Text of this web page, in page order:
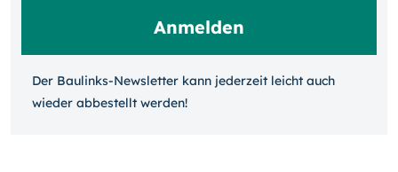
Der Baulinks-Newsletter kann jeder­zeit leicht auch
wieder ab­bestellt werden!